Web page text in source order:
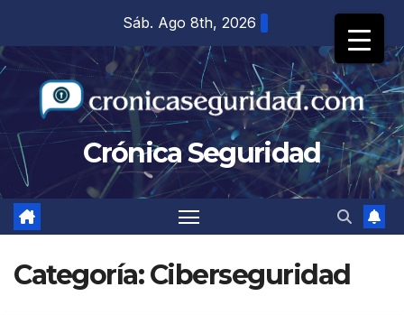
contenido
Sáb. Ago 8th, 2026
Crónica Seguridad
Categoría:Ciberseguridad